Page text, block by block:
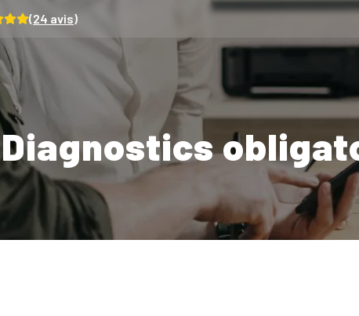
(24 avis)
Diagnostics